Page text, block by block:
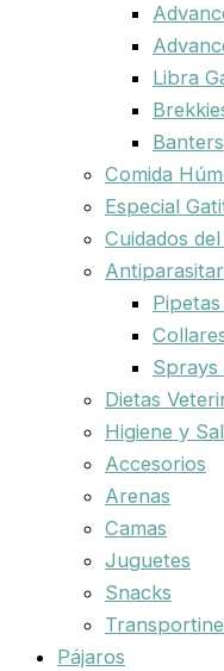
Libra
Banters
Comida
Especial
Cuidados
Sprays
Dietas
Higiene y
Accesorios
Arenas
Camas
Juguetes
Snacks
Pájaros